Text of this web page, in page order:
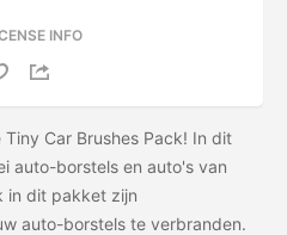
INFO
Car Brushes Pack! In dit
auto-borstels en auto's van
in dit pakket zijn
auto-borstels te verbranden.